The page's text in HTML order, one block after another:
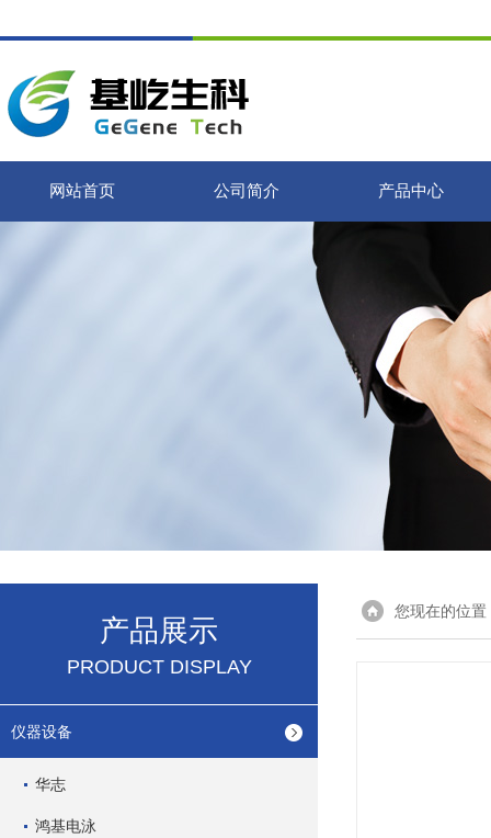
网站首页 公司简介 产品中心
产品展示
PRODUCT DISPLAY
仪器设备
华志
鸿基电泳
您现在的位置